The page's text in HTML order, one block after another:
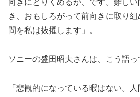
向きにとりくめるか、です。難し
き、おもしろがって前向きに取り
間を私は抜擢します」。
ソニーの盛田昭夫さんは、こう語っ
「悲観的になっている暇はない。